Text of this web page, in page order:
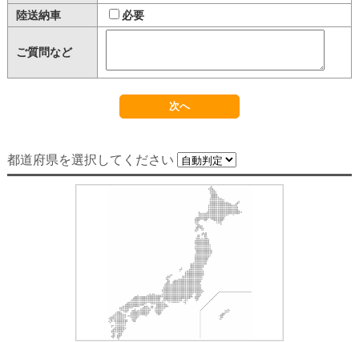
陸送納車
必要
ご質問など
都道府県を選択してください